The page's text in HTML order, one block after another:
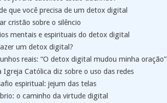
que você precisa de um detox digital
cristão sobre o silêncio
mentais e espirituais do detox digital
um detox digital?
reais: “O detox digital mudou minha oração”
Igreja Católica diz sobre o uso das redes
espiritual: jejum das telas
o caminho da virtude digital